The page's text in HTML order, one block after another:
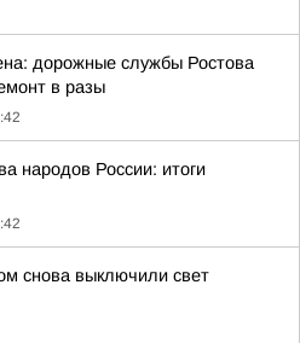
дорожные службы Ростова
в разы
народов России: итоги
снова выключили свет